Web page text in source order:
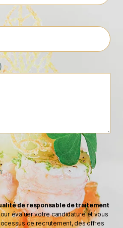
de responsable de traitement
évaluer votre candidature et vous
de recrutement, des offres